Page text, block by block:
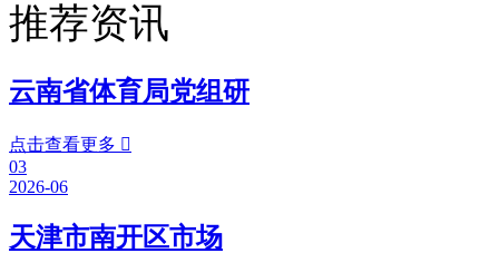
推荐资讯
云南省体育局党组研
点击查看更多 
03
2026-06
天津市南开区市场